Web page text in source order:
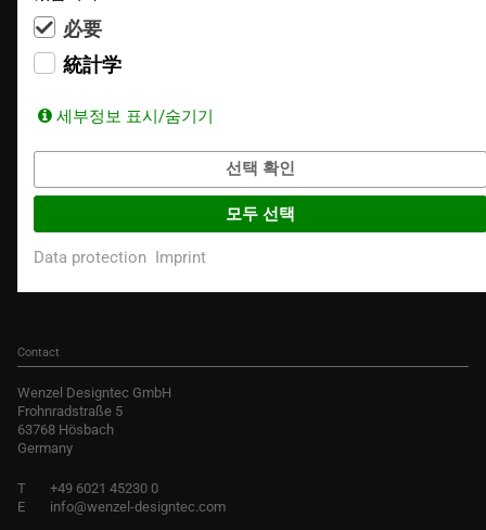
ClayRecycler
Contact
Wenzel Designtec GmbH
Frohnradstraße 5
63768 Hösbach
Germany
T
+49 6021 45230 0
E
info@wenzel-designtec.com
必要
統計学
세부정보 표시/숨기기
선택 확인
모두 선택
Data protection Imprint